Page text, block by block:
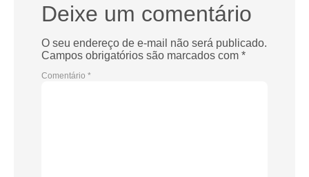
Deixe um comentário
O seu endereço de e-mail não será publicado.
Campos obrigatórios são marcados com *
Comentário *